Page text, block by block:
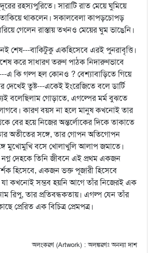
রহস্যপুরিতে। সারাটি রাত মেয়ে ঘুমিয়ে
থাকলেন। সকালবেলা কাপড়চোপড়
গেলেন রাস্তায় তখনও মেয়ের ঘুম ভাঙেনি।
শেষ---বাকিটুকু একহিসেবে এরই পুনরাবৃত্তি।
করে সাধারণ তরুণ পাঠক নিদারুণভাবে
এ কি গল্প হল কোনও ? বেশ্যাবাড়িতে গিয়ে
দেখেই তুষ্ট---একেই ইংরেজিতে বলে ডার্টি
বলেছিলাম গোড়াতে, এগল্পের মর্ম বুঝতে
কারণ বয়স না হলে মানুষ কখনোই তার
বের হয়ে নিজের অন্তর্লোকের দিকে তাকাতে
অতীতের সঙ্গে, তার গোপন অতিগোপন
মুখোমুখি বসে খোলাখুলি আলাপ জমাতে।
নগ্ন দেহকে তিনি জীবনে এই প্রথম একজন
হিসেবে, একজন ভক্ত পূজারী হিসেবে
যা কখনোই সম্ভব হয়নি আগে তাঁর নিজেরই এক
রিপু, তার প্রতিবন্ধকতায়। এগল্প যেন তাঁর
প্রেরিত এক বিচিত্র প্রেমপত্র।
অলংকরণ (Artwork) : অলঙ্করণঃ অনন্যা দাশ